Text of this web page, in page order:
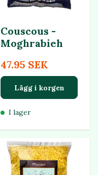
Couscous -
Moghrabieh
47.95 SEK
Lägg i korgen
I lager